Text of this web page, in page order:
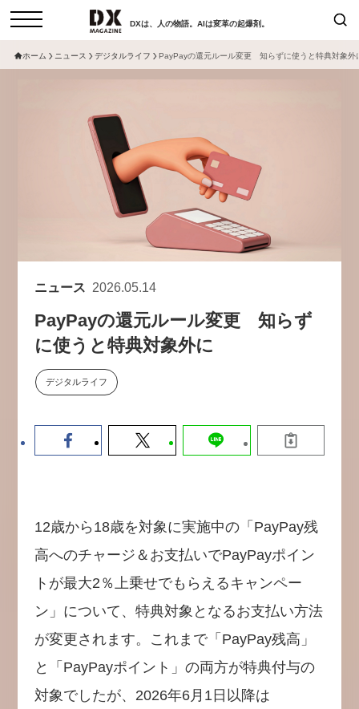
DXは、人の物語。AIは変革の起爆剤。
サービスメニュー 日本オムニチャネル協会
トップページ
特集
動画
サイトマップ
お問い合わせ
個人情報保護法について
採用情報
現在開催予定のセミナー
【8/12開催】「イノベーションを
数値化する」～投資される事業の
学ぶ資金調達・巻き込みのリアル
2026-06-10
2026-08-07
ホーム ニュース デジタルライフ PayPayの還元ルール変更 知らずに使うと特典対象外
ニュース 2026.05.14
PayPayの還元ルール変更 知らず
に使うと特典対象外に
デジタルライフ
12歳から18歳を対象に実施中の「PayPay残
高へのチャージ＆お支払いでPayPayポイン
トが最大2％上乗せでもらえるキャンペー
ン」について、特典対象となるお支払い方法
が変更されます。これまで「PayPay残高」
と「PayPayポイント」の両方が特典付与の
対象でしたが、2026年6月1日以降は